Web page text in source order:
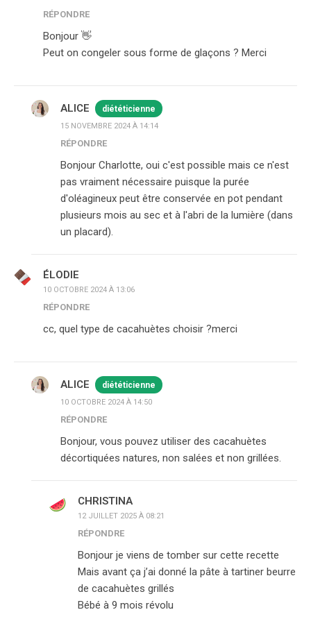
RÉPONDRE
Bonjour 👋
Peut on congeler sous forme de glaçons ? Merci
ALICE diététicienne
15 NOVEMBRE 2024 À 14:14
RÉPONDRE
Bonjour Charlotte, oui c'est possible mais ce n'est
pas vraiment nécessaire puisque la purée
d'oléagineux peut être conservée en pot pendant
plusieurs mois au sec et à l'abri de la lumière (dans
un placard).
ÉLODIE
10 OCTOBRE 2024 À 13:06
RÉPONDRE
cc, quel type de cacahuètes choisir ?merci
ALICE diététicienne
10 OCTOBRE 2024 À 14:50
RÉPONDRE
Bonjour, vous pouvez utiliser des cacahuètes
décortiquées natures, non salées et non grillées.
CHRISTINA
12 JUILLET 2025 À 08:21
RÉPONDRE
Bonjour je viens de tomber sur cette recette
Mais avant ça j’ai donné la pâte à tartiner beurre
de cacahuètes grillés
Bébé à 9 mois révolu